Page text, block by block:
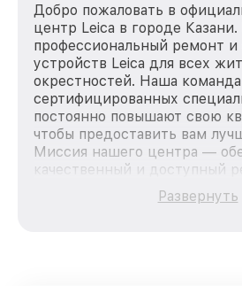
Добро пожаловать в
центр Leica в городе
профессиональный ремонт и
устройств Leica для всех
окрестностей. Наша
сертифицированных
постоянно повышают свою
чтобы предоставить вам
Миссия нашего центра —
качественный и доступный
каждого пользователя
зависимости от сложности
Развернуть